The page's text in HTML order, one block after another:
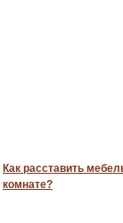
Как расставить
комнате?